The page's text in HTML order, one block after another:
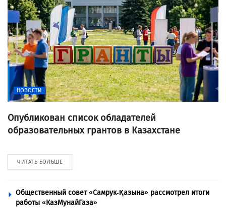
НОВОСТИ
Опубликован список обладателей
образовательных грантов в Казахстане
ЧИТАТЬ БОЛЬШЕ
Общественный совет «Самрук-Қазына» рассмотрел итоги
работы «КазМунайГаза»